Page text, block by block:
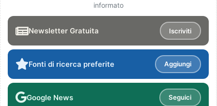
informato
Newsletter Gratuita Iscriviti
Fonti di ricerca preferite Aggiungi
Google News Seguici